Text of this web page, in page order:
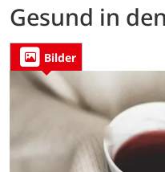
Gesund in
Bilder